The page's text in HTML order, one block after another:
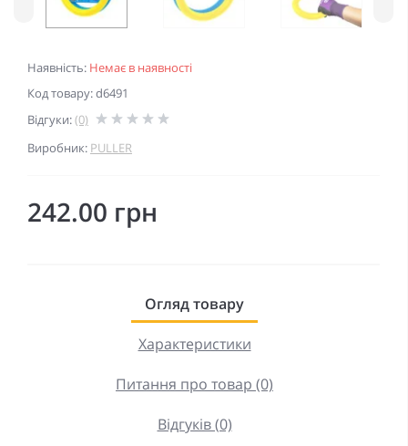
Наявність: Немає в наявності
Код товару: d6491
Відгуки:(0)
Виробник: PULLER
242.00 грн
Огляд товару
Характеристики
Питання про товар (0)
Відгуків (0)